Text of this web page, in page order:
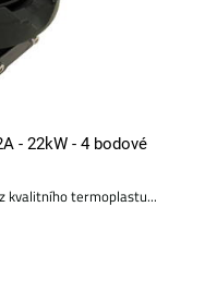
- 22kW - 4 bodové
kvalitního termoplastu...